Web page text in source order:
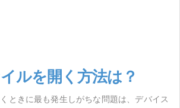
ルを開く方法は？
ときに最も発生しがちな問題は、デバイス